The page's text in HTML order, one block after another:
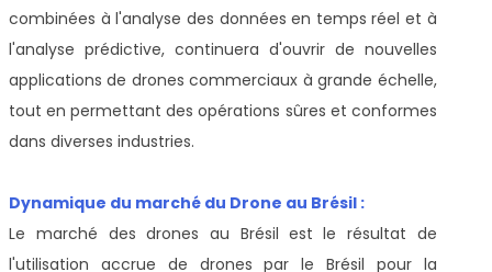
combinées à l'analyse des données en temps réel et à
l'analyse prédictive, continuera d'ouvrir de nouvelles
applications de drones commerciaux à grande échelle,
tout en permettant des opérations sûres et conformes
dans diverses industries.
Dynamique du marché du Drone au Brésil :
Le marché des drones au Brésil est le résultat de
l'utilisation accrue de drones par le Brésil pour la